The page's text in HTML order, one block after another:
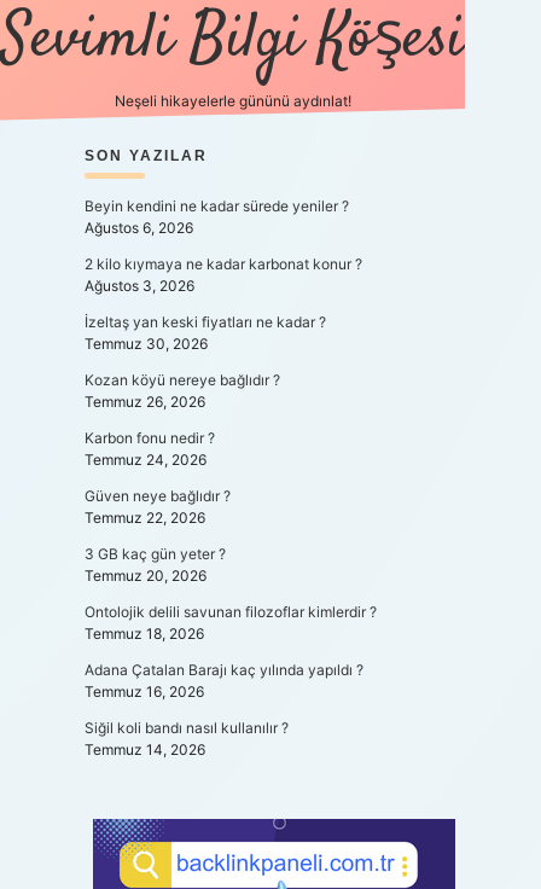
Sevimli Bilgi Köşesi
Neşeli hikayelerle gününü aydınlat!
SIDEBAR
SON YAZILAR
Beyin kendini ne kadar sürede yeniler ?
Ağustos 6, 2026
2 kilo kıymaya ne kadar karbonat konur ?
Ağustos 3, 2026
İzeltaş yan keski fiyatları ne kadar ?
Temmuz 30, 2026
Kozan köyü nereye bağlıdır ?
Temmuz 26, 2026
Karbon fonu nedir ?
Temmuz 24, 2026
Güven neye bağlıdır ?
Temmuz 22, 2026
3 GB kaç gün yeter ?
Temmuz 20, 2026
Ontolojik delili savunan filozoflar kimlerdir ?
Temmuz 18, 2026
Adana Çatalan Barajı kaç yılında yapıldı ?
Temmuz 16, 2026
Siğil koli bandı nasıl kullanılır ?
Temmuz 14, 2026